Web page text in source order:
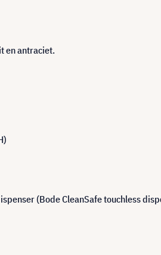
en antraciet.
(Bode CleanSafe touchless